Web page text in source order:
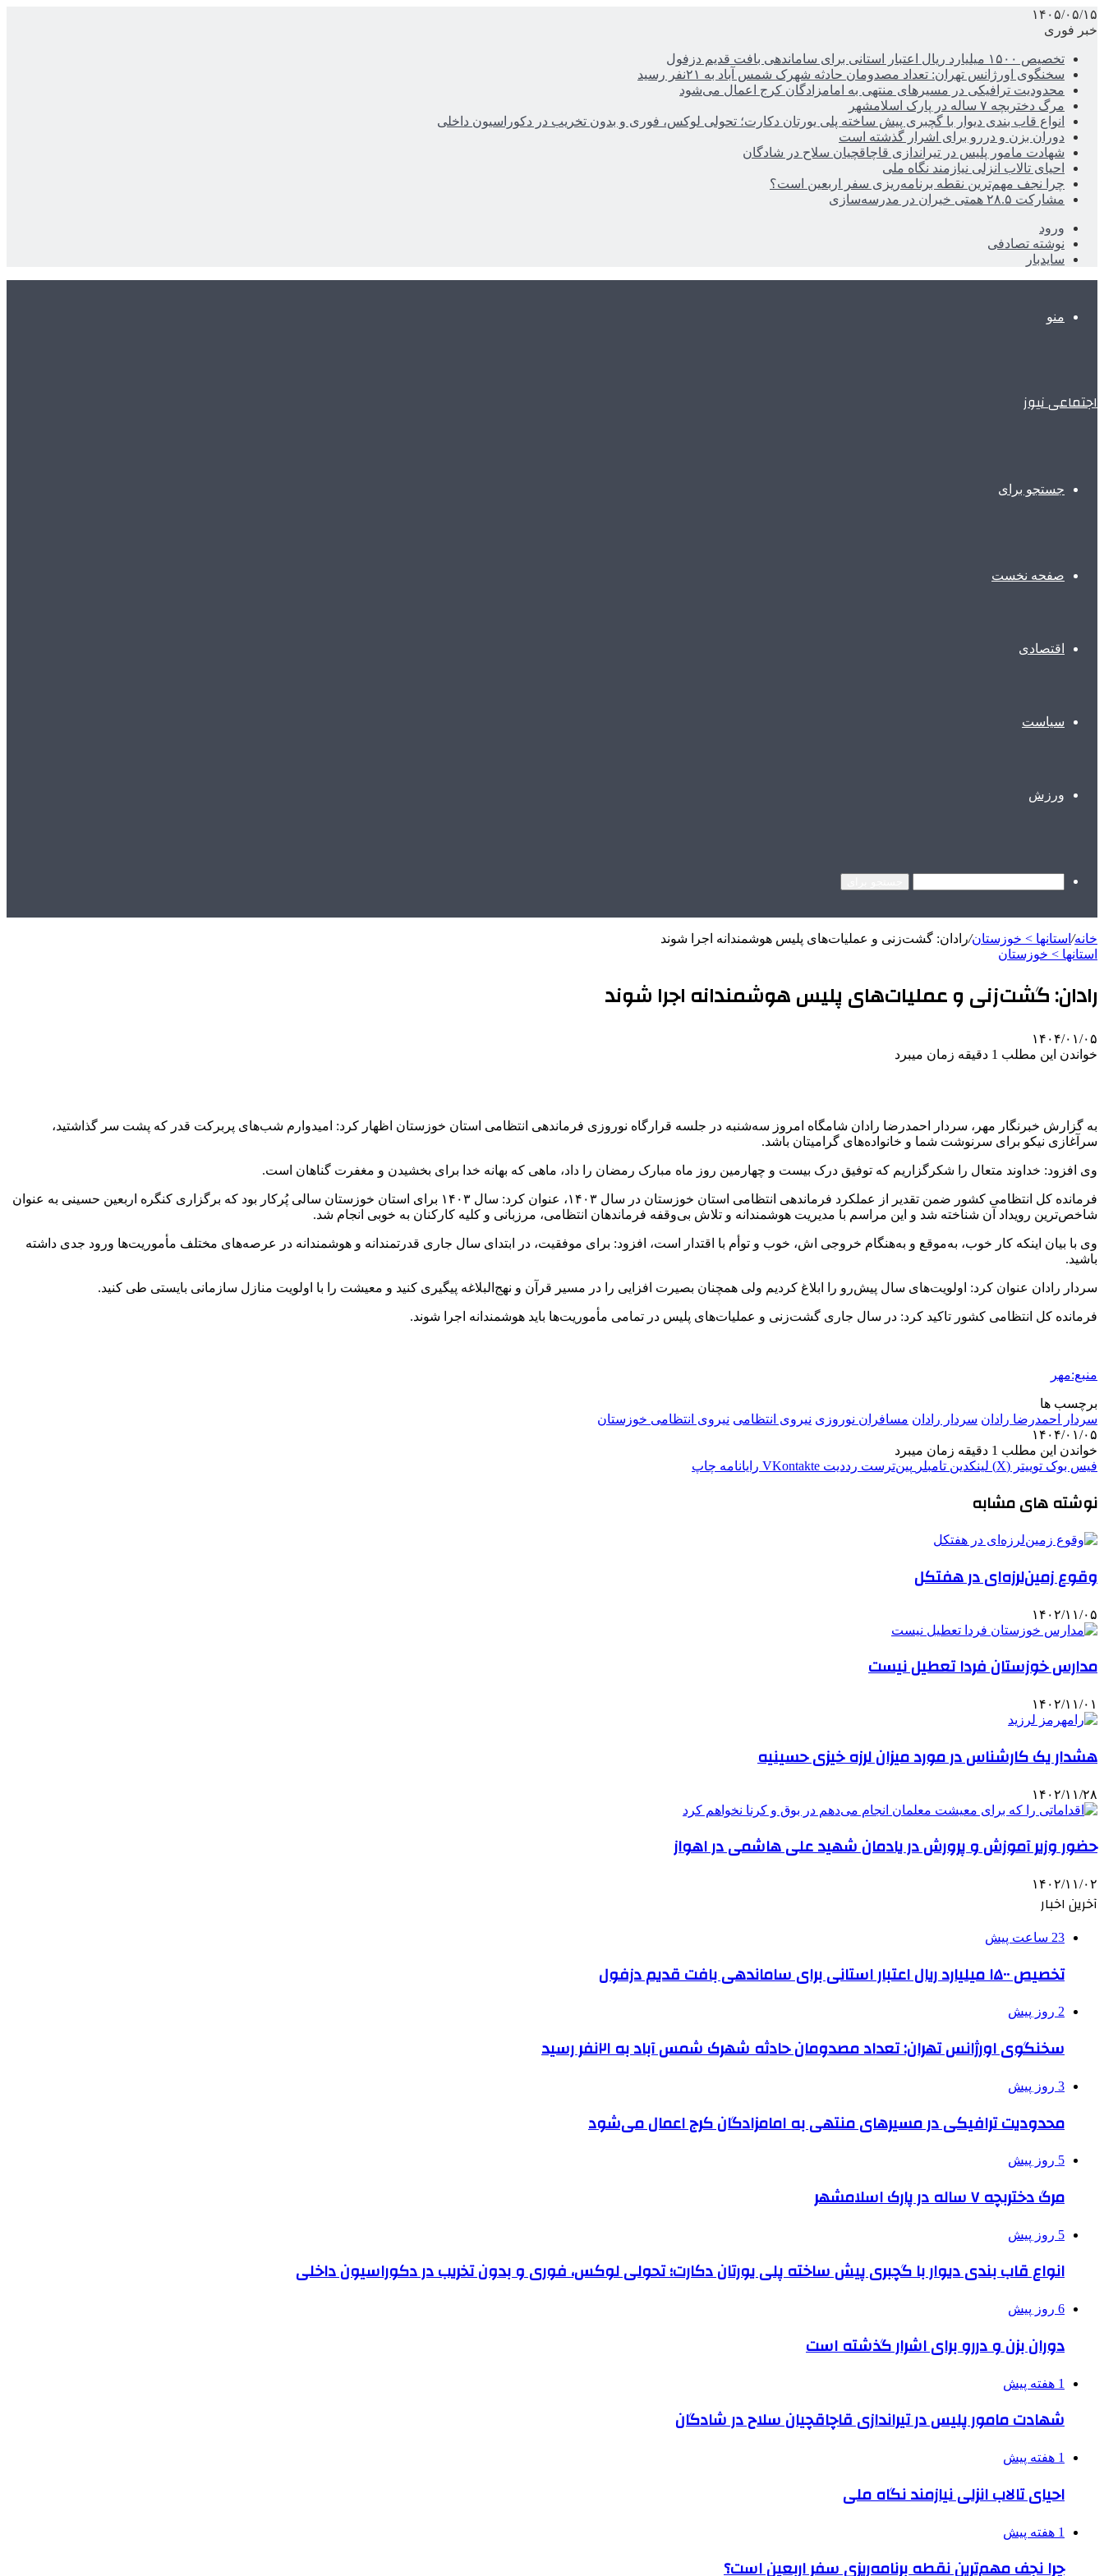
۱۴۰۵/۰۵/۱۵
خبر فوری
تخصیص ۱۵۰۰ میلیارد ریال اعتبار استانی برای ساماندهی بافت قدیم دزفول
سخنگوی اورژانس تهران: تعداد مصدومان حادثه شهرک شمس آباد به ۲۱نفر رسید
محدودیت ترافیکی در مسیرهای منتهی به امامزادگان کرج اعمال می‌شود
مرگ دختربچه ۷ ساله در پارک اسلامشهر
انواع قاب بندی دیوار با گچبری پیش ساخته پلی یورتان دکارت؛ تحولی لوکس، فوری و بدون تخریب در دکوراسیون داخلی
دوران بزن و دررو برای اشرار گذشته است
شهادت مامور پلیس در تیراندازی قاچاقچیان سلاح در شادگان
احیای تالاب انزلی نیازمند نگاه ملی
چرا نجف مهم‌ترین نقطه برنامه‌ریزی سفر اربعین است؟
مشارکت ۲۸.۵ همتی خیران در مدرسه‌سازی
ورود
نوشته تصادفی
سایدبار
منو
اجتماعی نیوز
جستجو برای
صفحه نخست
اقتصادی
سیاست
ورزش
خانه/ استانها > خوزستان/رادان: گشت‌زنی و عملیات‌های پلیس هوشمندانه اجرا شوند
استانها > خوزستان
رادان: گشت‌زنی و عملیات‌های پلیس هوشمندانه اجرا شوند
۱۴۰۴/۰۱/۰۵
خواندن این مطلب 1 دقیقه زمان میبرد
به گزارش خبرنگار مهر، سردار احمدرضا رادان شامگاه امروز سه‌شنبه در جلسه قرارگاه نوروزی فرماندهی انتظامی استان خوزستان اظهار کرد: امیدوارم شب‌های پربرکت قدر که پشت سر گذاشتید،
سرآغازی نیکو برای سرنوشت شما و خانواده‌های گرامیتان باشد.
وی افزود: خداوند متعال را شکرگزاریم که توفیق درک بیست و چهارمین روز ماه مبارک رمضان را داد، ماهی که بهانه خدا برای بخشیدن و مغفرت گناهان است.
فرمانده کل انتظامی کشور ضمن تقدیر از عملکرد فرماندهی انتظامی استان خوزستان در سال ۱۴۰۳، عنوان کرد: سال ۱۴۰۳ برای استان خوزستان سالی پُرکار بود که برگزاری کنگره اربعین حسینی به عنوان
شاخص‌ترین رویداد آن شناخته شد و این مراسم با مدیریت هوشمندانه و تلاش بی‌وقفه فرماندهان انتظامی، مرزبانی و کلیه کارکنان به خوبی انجام شد.
وی با بیان اینکه کار خوب، به‌موقع و به‌هنگام خروجی اش، خوب و توأم با اقتدار است، افزود: برای موفقیت، در ابتدای سال جاری قدرتمندانه و هوشمندانه در عرصه‌های مختلف مأموریت‌ها ورود جدی داشته
باشید.
سردار رادان عنوان کرد: اولویت‌های سال پیش‌رو را ابلاغ کردیم ولی همچنان بصیرت افزایی را در مسیر قرآن و نهج‌البلاغه پیگیری کنید و معیشت را با اولویت منازل سازمانی بایستی طی کنید.
فرمانده کل انتظامی کشور تاکید کرد: در سال جاری گشت‌زنی و عملیات‌های پلیس در تمامی مأموریت‌ها باید هوشمندانه اجرا شوند.
منبع:مهر
برچسب ها
سردار احمدرضا رادان سردار رادان مسافران نوروزی نیروی انتظامی نیروی انتظامی خوزستان
۱۴۰۴/۰۱/۰۵
خواندن این مطلب 1 دقیقه زمان میبرد
فیس بوک توییتر (X) لینکدین ‫تامبلر ‫پین‌ترست ‫رددیت ‫VKontakte رایانامه چاپ
نوشته های مشابه
وقوع زمین‌لرزه‌ای در هفتکل
۱۴۰۲/۱۱/۰۵
مدارس خوزستان فردا تعطیل نیست
۱۴۰۲/۱۱/۰۱
هشدار یک کارشناس در مورد میزان لرزه خیزی حسینیه
۱۴۰۲/۱۱/۲۸
حضور وزیر آموزش و پرورش در یادمان شهید علی هاشمی در اهواز
۱۴۰۲/۱۱/۰۲
آخرین اخبار
23 ساعت پیش
تخصیص ۱۵۰۰ میلیارد ریال اعتبار استانی برای ساماندهی بافت قدیم دزفول
2 روز پیش
سخنگوی اورژانس تهران: تعداد مصدومان حادثه شهرک شمس آباد به ۲۱نفر رسید
3 روز پیش
محدودیت ترافیکی در مسیرهای منتهی به امامزادگان کرج اعمال می‌شود
5 روز پیش
مرگ دختربچه ۷ ساله در پارک اسلامشهر
5 روز پیش
انواع قاب بندی دیوار با گچبری پیش ساخته پلی یورتان دکارت؛ تحولی لوکس، فوری و بدون تخریب در دکوراسیون داخلی
6 روز پیش
دوران بزن و دررو برای اشرار گذشته است
1 هفته پیش
شهادت مامور پلیس در تیراندازی قاچاقچیان سلاح در شادگان
1 هفته پیش
احیای تالاب انزلی نیازمند نگاه ملی
1 هفته پیش
چرا نجف مهم‌ترین نقطه برنامه‌ریزی سفر اربعین است؟